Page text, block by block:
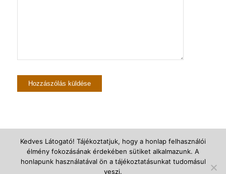
© Újszegedi Árpádházi Szent Erzsébet Plébánia - powered by Enfold
Kedves Látogató! Tájékoztatjuk, hogy a honlap felhasználói
élmény fokozásának érdekében sütiket alkalmazunk. A
honlapunk használatával ön a tájékoztatásunkat tudomásul
veszi.